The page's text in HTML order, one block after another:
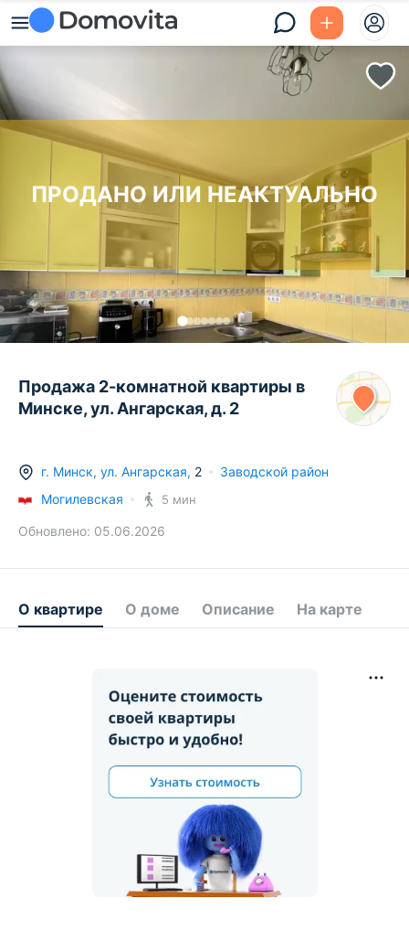
ПРОДАНО ИЛИ НЕАКТУАЛЬНО
Продажа 2-комнатной квартиры в
Минске, ул. Ангарская, д. 2
г. Минск, ул. Ангарская, 2
Заводской район
Могилевская
5 мин
Обновлено: 05.06.2026
О квартире О доме Описание На карте
377 505 BYN
395 064 BYN